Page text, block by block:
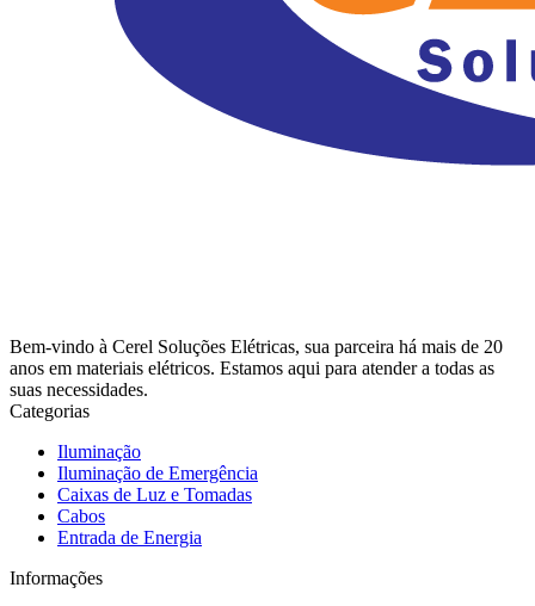
Bem-vindo à Cerel Soluções Elétricas, sua parceira há mais de 20
anos em materiais elétricos. Estamos aqui para atender a todas as
suas necessidades.
Categorias
Iluminação
Iluminação de Emergência
Caixas de Luz e Tomadas
Cabos
Entrada de Energia
Informações